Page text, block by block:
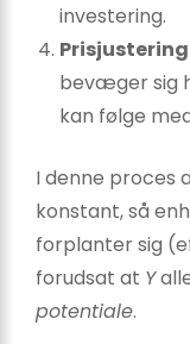
investering.
bevæger sig
kan følge
I denne proces
konstant, så
forplanter sig
forudsat at Y
potentiale.